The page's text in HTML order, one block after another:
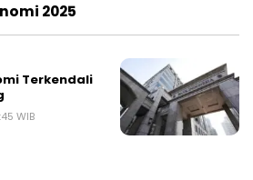
2025
Terkendali
WIB